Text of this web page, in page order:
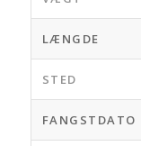
LÆNGDE
STED
FANGSTDATO